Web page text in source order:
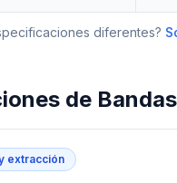
diferentes?
de
extracción